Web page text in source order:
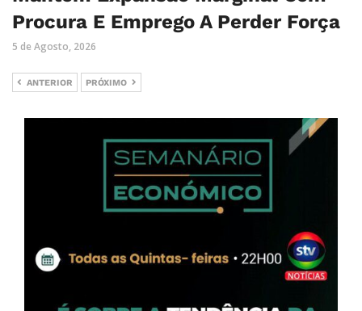
Procura E Emprego A Perder Força
5 de Agosto, 2026
ANTERIOR PRÓXIMO